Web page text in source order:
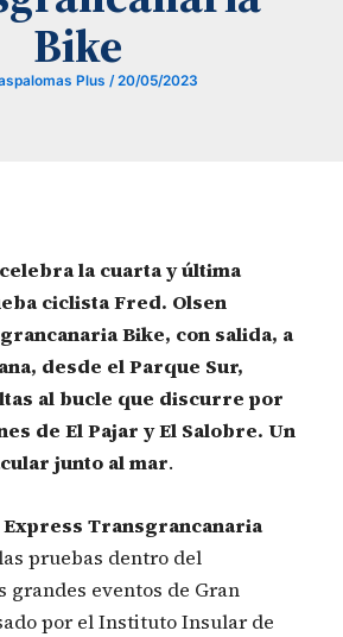
Bike
Plus /20/05/2023
la cuarta y última
ciclistaFred. Olsen
Bike, con salida, a
desde el Parque Sur,
al bucle que discurre por
de El Pajar y El Salobre. Un
junto al mar.
Transgrancanaria
pruebas dentro del
grandes eventos de Gran
por el Instituto Insular de